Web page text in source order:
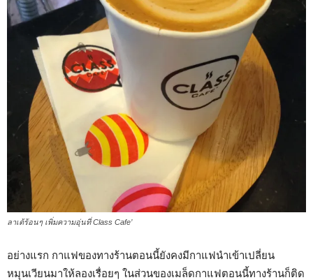
ลาเต้ร้อนๆ เพิ่มความอุ่นที่ Class Cafe’
อย่างแรก กาแฟของทางร้านตอนนี้ยังคงมีกาแฟนำเข้าเปลี่ยน
หมุนเวียนมาให้ลองเรื่อยๆ ในส่วนของเมล็ดกาแฟตอนนี้ทางร้านก็ติด